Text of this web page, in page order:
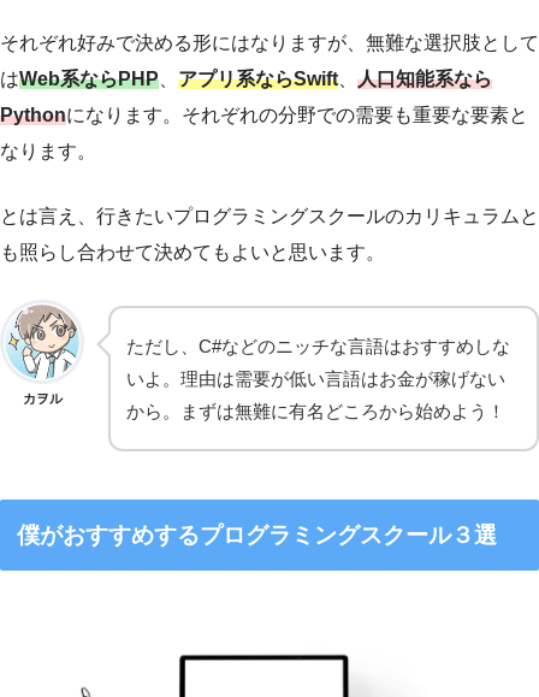
それぞれ好みで決める形にはなりますが、無難な選択肢として
はWeb系ならPHP アプリ系ならSwift
人口知能系なら
Pythonになります。それぞれの分野での需要も重要な要素と
なります。
とは言え、行きたいプログラミングスクールのカリキュラムと
も照らし合わせて決めてもよいと思います。
カヲル
ただし、C#などのニッチな言語はおすすめしな
いよ。理由は需要が低い言語はお金が稼げない
から。まずは無難に有名どころから始めよう！
僕がおすすめするプログラミングスクール３選